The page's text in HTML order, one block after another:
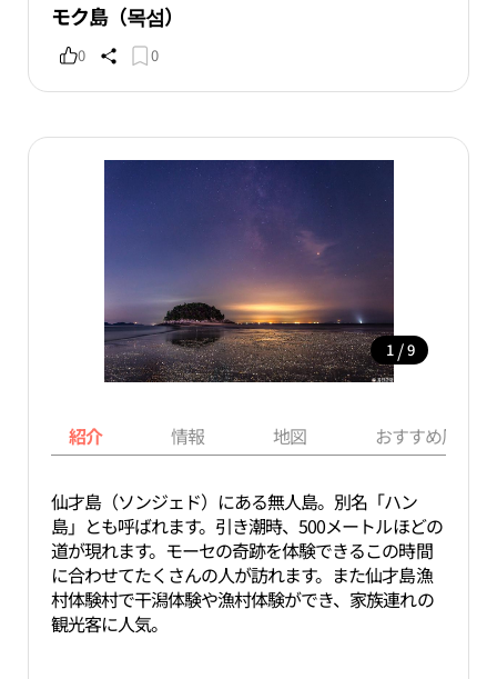
モク島（목섬）
0 0
1 / 9
紹介 情報 地図 おすすめ周辺
仙才島（ソンジェド）にある無人島。別名「ハン
島」とも呼ばれます。引き潮時、500メートルほどの
道が現れます。モーセの奇跡を体験できるこの時間
に合わせてたくさんの人が訪れます。また仙才島漁
村体験村で干潟体験や漁村体験ができ、家族連れの
観光客に人気。